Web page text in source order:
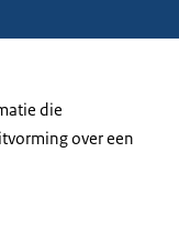
die
over een